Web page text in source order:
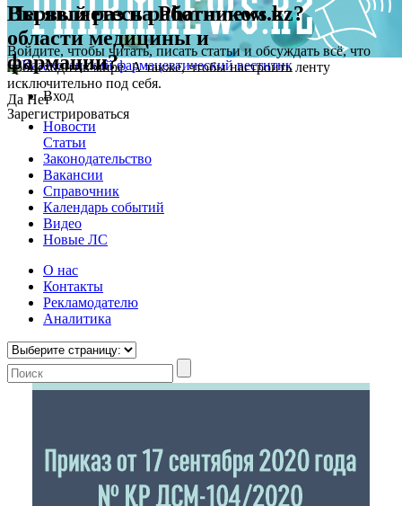
Первый раз на Pharmnews.kz?
Войдите, чтобы читать, писать статьи и обсуждать всё, что
происходит в мире. А также, чтобы настроить ленту
исключительно под себя.
Зарегистрироваться
Вы являетесь работником в
области медицины и
фармации?
Да НетВход
Новости
Статьи
Законодательство
Вакансии
Справочник
Календарь событий
Видео
Новые ЛС
О нас
Контакты
Рекламодателю
Аналитика